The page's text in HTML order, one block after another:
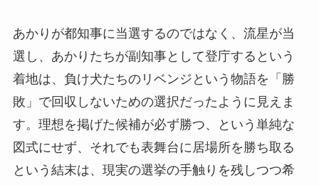
あかりが都知事に当選するのではなく、流星が当
選し、あかりたちが副知事として登庁するという
着地は、負け犬たちのリベンジという物語を「勝
敗」で回収しないための選択だったように見えま
す。理想を掲げた候補が必ず勝つ、という単純な
図式にせず、それでも表舞台に居場所を勝ち取る
という結末は、現実の選挙の手触りを残しつつ希